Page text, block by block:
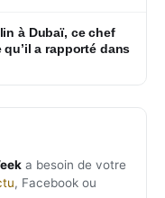
à Dubaï, ce chef
a rapporté dans
a besoin de votre
, Facebook ou